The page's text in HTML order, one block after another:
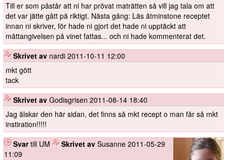
Till er som påstår att ni har prövat maträtten så vill jag tala om att
det var jätte gått på riktigt. Nästa gång: Läs åtminstone receptet
innan ni skriver, för hade ni gjort det hade ni upptäckt att
måttangivelsen på vinet fattas... och ni hade kommenterat det.
Skrivet av nardi 2011-10-11 12:00
mkt gött
tack
Skrivet av Godisgrisen 2011-08-14 18:40
Jag älskar den här sidan, det finns så mkt recept o man får så mkt
instiration!!!!!
Svartill UM Skrivet av Susanne 2011-05-29
11:09